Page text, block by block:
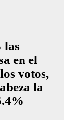
las
en el
votos,
la